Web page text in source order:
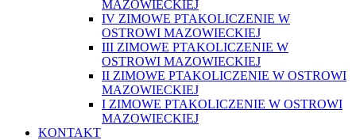
MAZOWIECKIEJ
IV ZIMOWE PTAKOLICZENIE W
OSTROWI MAZOWIECKIEJ
III ZIMOWE PTAKOLICZENIE W
OSTROWI MAZOWIECKIEJ
II ZIMOWE PTAKOLICZENIE W OSTROWI
MAZOWIECKIEJ
I ZIMOWE PTAKOLICZENIE W OSTROWI
MAZOWIECKIEJ
KONTAKT